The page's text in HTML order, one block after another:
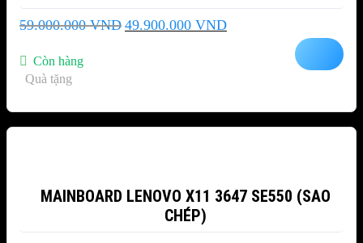
59.000.000VND Giá
49.900.000 VNDGiá
Còn hàng
Quà tặng
MAINBOARD LENOVO X11 3647 SE550 (SAO
CHÉP)